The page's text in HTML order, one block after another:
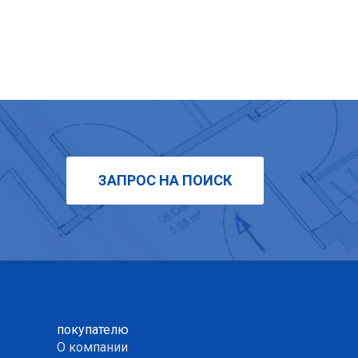
ЗАПРОС НА ПОИСК
покупателю
О компании